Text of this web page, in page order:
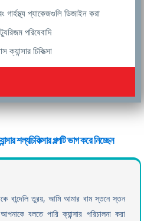
গার্হস্থ্য প্যাকেজগুলি ডিজাইন করা
পরিষেবাদি
ক্যান্সার চিকিত্সা
শল্যচিকিত্সার গল্পটি ভাগ করে নিচ্ছেন
বান্দেলি তুরয়, আমি আমার বাম স্তনে স্তন
বলতে পারি ক্যান্সার পরিচালনা করা